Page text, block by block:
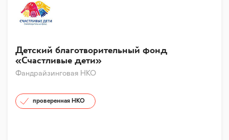
Фандрайзинговая НКО
Детский благотворительный фонд
«Счастливые дети»
проверенная НКО